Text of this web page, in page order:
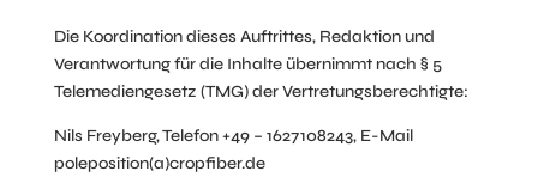
Die Koordination dieses Auftrittes, Redaktion und
Verantwortung für die Inhalte übernimmt nach § 5
Telemediengesetz (TMG) der Vertretungsberechtigte:
Nils Freyberg, Telefon +49 – 1627108243, E-Mail
poleposition(a)cropfiber.de